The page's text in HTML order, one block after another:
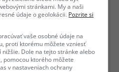
stránkami. My a naši
údaje o geolokácii. Pozrite si
vaše osobné údaje na
proti ktorému môžete vzniesť
Dole na tejto stránke alebo
pomocou ktorého môžete
v nastaveniach ochrany